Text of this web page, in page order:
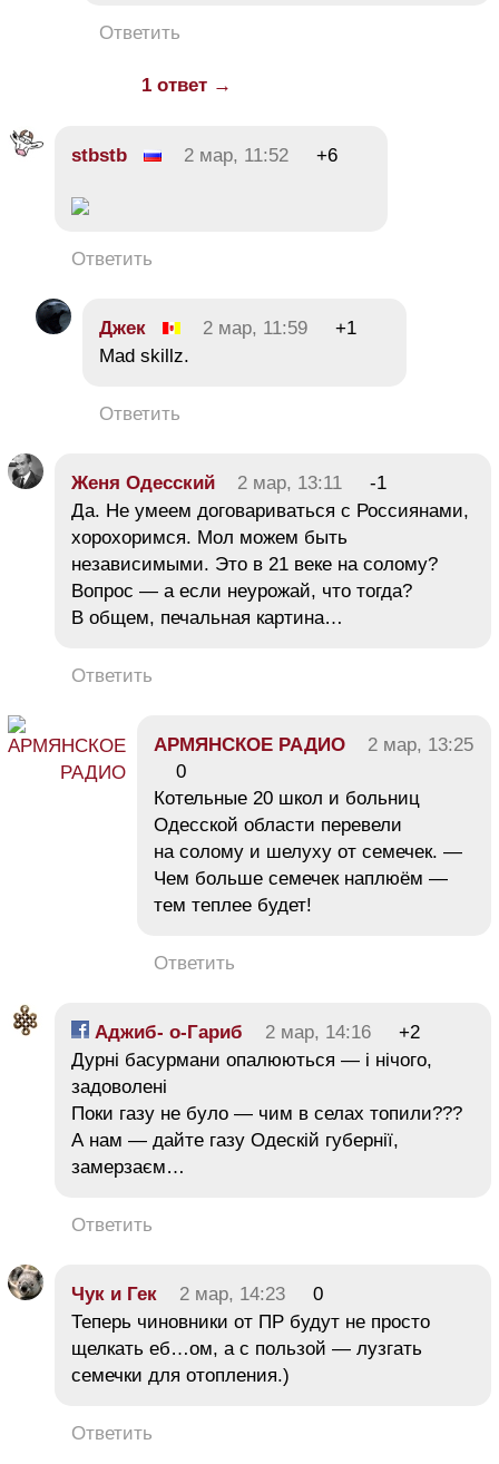
Ответить
1 ответ →
stbstb 2 мар, 11:52 +6
Ответить
Джек 2 мар, 11:59
+1
Mad skillz.
Ответить
Женя Одесский 2 мар, 13:11
-1
Да. Не умеем договариваться с Россиянами,
хорохоримся. Мол можем быть
независимыми. Это в 21 веке на солому?
Вопрос — а если неурожай, что тогда?
В общем, печальная картина…
Ответить
АРМЯНСКОЕ РАДИО
2 мар, 13:25
0
Котельные 20 школ и больниц
Одесской области перевели
на солому и шелуху от семечек. —
Чем больше семечек наплюём —
тем теплее будет!
Ответить
Аджиб- о-Гариб 2 мар, 14:16
+2
Дурні басурмани опалюються — і нічого,
задоволені
Поки газу не було — чим в селах топили???
А нам — дайте газу Одескій губернії,
замерзаєм…
Ответить
Чук и Гек 2 мар, 14:23
0
Теперь чиновники от ПР будут не просто
щелкать еб…ом, а с пользой — лузгать
семечки для отопления.)
Ответить